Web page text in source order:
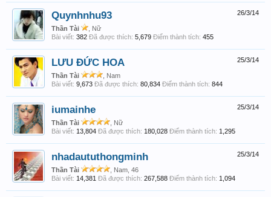
26/3/14
Quynhnhu93
Thần Tài
, Nữ
Bài viết: 382 Đã được thích: 5,679 Điểm thành tích: 455
25/3/14
LƯU ĐỨC HOA
Thần Tài
, Nam
Bài viết: 9,673 Đã được thích: 80,834 Điểm thành tích: 844
25/3/14
iumainhe
Thần Tài
, Nữ
Bài viết: 13,804 Đã được thích: 180,028 Điểm thành tích: 1,295
25/3/14
nhadaututhongminh
Thần Tài
, Nam, 46
Bài viết: 14,381 Đã được thích: 267,588 Điểm thành tích: 1,094